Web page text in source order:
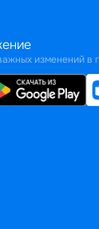
изменений в